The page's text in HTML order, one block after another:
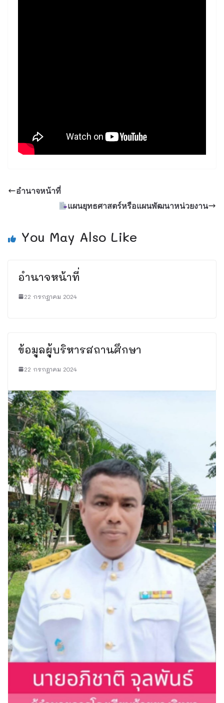
อำนาจหน้าที่
แผนยุทธศาสตร์หรือแผนพัฒนาหน่วยงาน
You May Also Like
อำนาจหน้าที่
22 กรกฎาคม 2024
ข้อมูลผู้บริหารสถานศึกษา
22 กรกฎาคม 2024